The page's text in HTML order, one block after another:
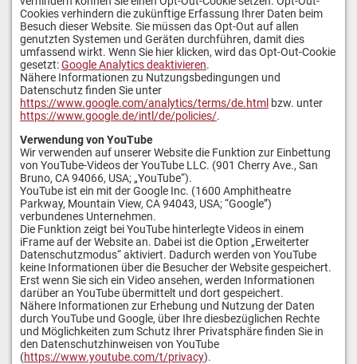
Cookies verhindern die zukünftige Erfassung Ihrer Daten beim
Besuch dieser Website. Sie müssen das Opt-Out auf allen
genutzten Systemen und Geräten durchführen, damit dies
umfassend wirkt. Wenn Sie hier klicken, wird das Opt-Out-Cookie
gesetzt:Google Analytics deaktivieren.
Nähere Informationen zu Nutzungsbedingungen und
Datenschutz finden Sie unter
https://www.google.com/analytics/terms/de.html bzw. unter
https://www.google.de/intl/de/policies/.
Verwendung von YouTube
Wir verwenden auf unserer Website die Funktion zur Einbettung
von YouTube-Videos der YouTube LLC. (901 Cherry Ave., San
Bruno, CA 94066, USA; „YouTube“).
YouTube ist ein mit der Google Inc. (1600 Amphitheatre
Parkway, Mountain View, CA 94043, USA; “Google”)
verbundenes Unternehmen.
Die Funktion zeigt bei YouTube hinterlegte Videos in einem
iFrame auf der Website an. Dabei ist die Option „Erweiterter
Datenschutzmodus“ aktiviert. Dadurch werden von YouTube
keine Informationen über die Besucher der Website gespeichert.
Erst wenn Sie sich ein Video ansehen, werden Informationen
darüber an YouTube übermittelt und dort gespeichert.
Nähere Informationen zur Erhebung und Nutzung der Daten
durch YouTube und Google, über Ihre diesbezüglichen Rechte
und Möglichkeiten zum Schutz Ihrer Privatsphäre finden Sie in
den Datenschutzhinweisen von YouTube
(https://www.youtube.com/t/privacy).